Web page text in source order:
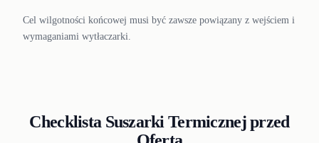
Cel wilgotności końcowej musi być zawsze powiązany z wejściem i
wymaganiami wytłaczarki.
Checklista Suszarki Termicznej przed